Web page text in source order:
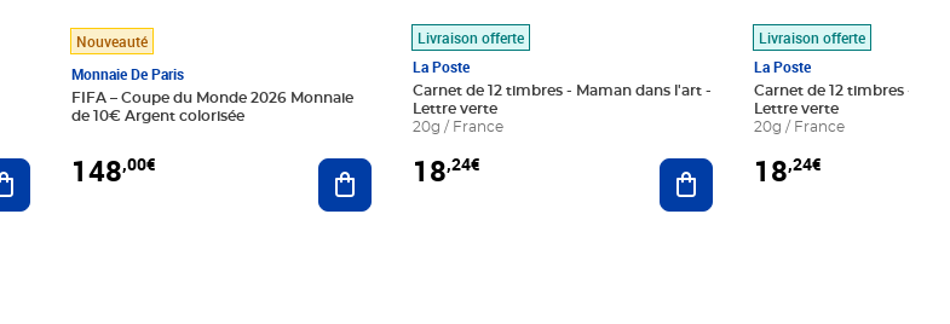
Ajouter au panier
Nouveauté
Monnaie De Paris
FIFA – Coupe du Monde 2026 Monnaie
de 10€ Argent colorisée
148,00€ Ajouter au panier
Livraison offerte
La Poste
Carnet de 12 timbres - Maman dans l'art -
Lettre verte
20g / France
18,24€ Ajouter au panier
Livraison offerte
La Poste
Carnet de 12 timbres - Le
Lettre verte
20g / France
18,24€